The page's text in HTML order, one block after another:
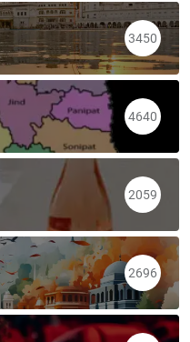
3450
4640
2059
2696